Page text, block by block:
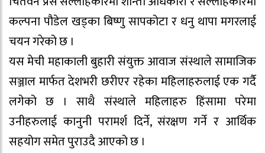
कल्पना पौडेल खड्का बिष्णु सापकोटा र धनु थापा मगरलाई
चयन गरेको छ ।
यस मेची महाकाली बुहारी संयुक्त आवाज संस्थाले सामाजिक
सञ्जाल मार्फत देशभरी छरीएर रहेका महिलाहरुलाई एक गर्दै
लगेको छ । साथै संस्थाले महिलाहरु हिंसामा परेमा
उनीहरुलाई कानुनी परामर्श दिर्ने, संरक्षण गर्ने र आर्थिक
सहयोग समेत पुराउदै आएको छ ।